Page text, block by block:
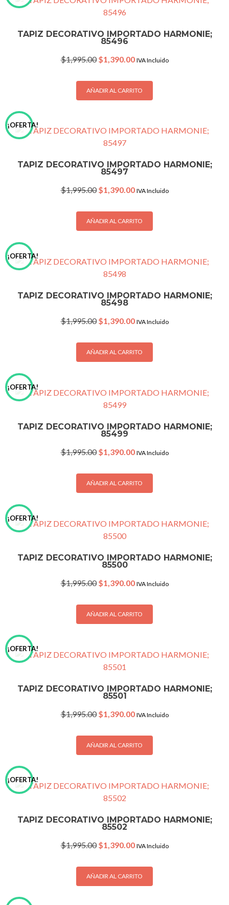
TAPIZ DECORATIVO IMPORTADO HARMONIE;
85496
$1,995.00 Original
was:
$1,995.00.
$1,390.00Current
is:
$1,390.00.
IVA Incluido
AÑADIR AL CARRITO
¡OFERTA!
TAPIZ DECORATIVO IMPORTADO HARMONIE;
85497
$1,995.00 Original
was:
$1,995.00.
$1,390.00Current
is:
$1,390.00.
IVA Incluido
AÑADIR AL CARRITO
¡OFERTA!
TAPIZ DECORATIVO IMPORTADO HARMONIE;
85498
$1,995.00 Original
was:
$1,995.00.
$1,390.00Current
is:
$1,390.00.
IVA Incluido
AÑADIR AL CARRITO
¡OFERTA!
TAPIZ DECORATIVO IMPORTADO HARMONIE;
85499
$1,995.00 Original
was:
$1,995.00.
$1,390.00Current
is:
$1,390.00.
IVA Incluido
AÑADIR AL CARRITO
¡OFERTA!
TAPIZ DECORATIVO IMPORTADO HARMONIE;
85500
$1,995.00 Original
was:
$1,995.00.
$1,390.00Current
is:
$1,390.00.
IVA Incluido
AÑADIR AL CARRITO
¡OFERTA!
TAPIZ DECORATIVO IMPORTADO HARMONIE;
85501
$1,995.00 Original
was:
$1,995.00.
$1,390.00Current
is:
$1,390.00.
IVA Incluido
AÑADIR AL CARRITO
¡OFERTA!
TAPIZ DECORATIVO IMPORTADO HARMONIE;
85502
$1,995.00 Original
was:
$1,995.00.
$1,390.00Current
is:
$1,390.00.
IVA Incluido
AÑADIR AL CARRITO